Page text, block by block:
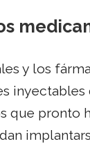
y los
que pronto